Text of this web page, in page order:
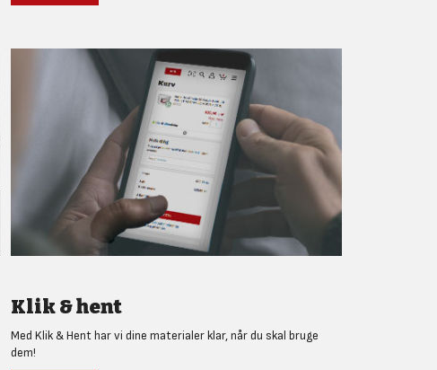
Klik & hent
Med Klik & Hent har vi dine materialer klar, når du skal bruge
dem!